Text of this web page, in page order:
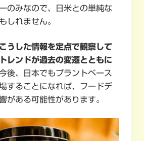
のみなので、日米との単純な
しれません。
うした情報を定点で観察して
レンドが過去の変遷とともに
後、日本でもプラントベース
することになれば、フードデ
がある可能性があります。